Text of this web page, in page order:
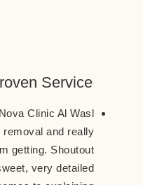
Service
Clinic Al Wasl
and really
getting. Shoutout
very detailed